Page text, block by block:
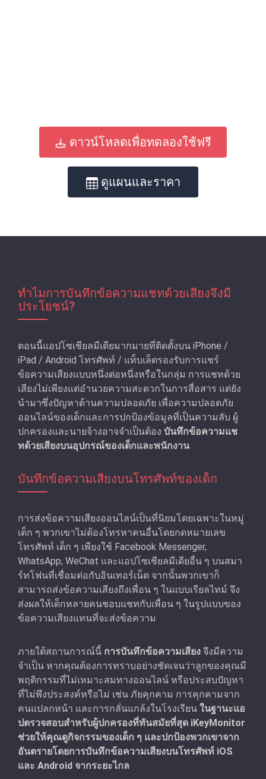
ดาวน์โหลดเพื่อทดลองใช้ฟรี
ดูแผนและราคา
ทําไมการบันทึกข้อความแชทด้วยเสียงจึงมี
ประโยชน์?
ตอนนี้แอปโซเชียลมีเดียมากมายที่ติดตั้งบน iPhone /
iPad / Android โทรศัพท์ / แท็บเล็ตรองรับการแชร์
ข้อความเสียงแบบหนึ่งต่อหนึ่งหรือในกลุ่ม การแชทด้วย
เสียงไม่เพียงแต่อํานวยความสะดวกในการสื่อสาร แต่ยัง
นํามาซึ่งปัญหาด้านความปลอดภัย เพื่อความปลอดภัย
ออนไลน์ของเด็กและการปกป้องข้อมูลที่เป็นความลับ ผู้
ปกครองและนายจ้างอาจจำเป็นต้อง บันทึกข้อความแช
ทด้วยเสียงบนอุปกรณ์ของเด็กและพนักงาน
บันทึกข้อความเสียงบนโทรศัพท์ของเด็ก
การส่งข้อความเสียงออนไลน์เป็นที่นิยมโดยเฉพาะในหมู่
เด็ก ๆ พวกเขาไม่ต้องโทรหาคนอื่นโดยกดหมายเลข
โทรศัพท์ เด็ก ๆ เพียงใช้ Facebook Messenger,
WhatsApp, WeChat และแอปโซเชียลมีเดียอื่น ๆ บนสมา
ร์ทโฟนที่เชื่อมต่อกับอินเทอร์เน็ต จากนั้นพวกเขาก็
สามารถส่งข้อความเสียงถึงเพื่อน ๆ ในแบบเรียลไทม์ จึง
ส่งผลให้เด็กหลายคนชอบแชทกับเพื่อน ๆ ในรูปแบบของ
ข้อความเสียงแทนที่จะส่งข้อความ
ภายใต้สถานการณ์นี้ การบันทึกข้อความเสียง จึงมีความ
จําเป็น หากคุณต้องการทราบอย่างชัดเจนว่าลูกของคุณมี
พฤติกรรมที่ไม่เหมาะสมทางออนไลน์ หรือประสบปัญหา
ที่ไม่พึงประสงค์หรือไม่ เช่น ภัยคุกคาม การคุกคามจาก
คนแปลกหน้า และการกลั่นแกล้งในโรงเรียน ในฐานะแอ
ปตรวจสอบสำหรับผู้ปกครองที่ทันสมัยที่สุด iKeyMonitor
ช่วยให้คุณดูกิจกรรมของเด็ก ๆ และปกป้องพวกเขาจาก
อันตรายโดยการบันทึกข้อความเสียงบนโทรศัพท์ iOS
และ Android จากระยะไกล